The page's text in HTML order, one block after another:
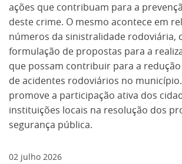
ações que contribuam para a
deste crime. O mesmo acontece em
números da sinistralidade rodoviária,
formulação de propostas para a
que possam contribuir para a
de acidentes rodoviários no
promove a participação ativa dos
instituições locais na resolução dos
segurança pública.
02 julho 2026